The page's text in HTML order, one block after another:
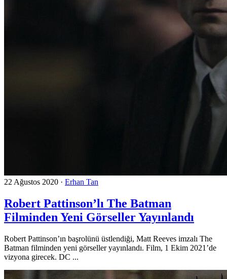
22 Ağustos 2020 · Erhan Tan
Robert Pattinson’lı The Batman
Filminden Yeni Görseller Yayınlandı
Robert Pattinson’ın başrolünü üstlendiği, Matt Reeves imzalı The
Batman filminden yeni görseller yayınlandı. Film, 1 Ekim 2021’de
vizyona girecek. DC ...